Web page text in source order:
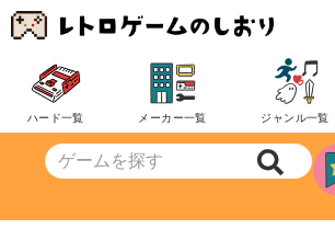
コ
ン
ツ
動
ハード一覧 メーカー一覧 ジャンル一覧